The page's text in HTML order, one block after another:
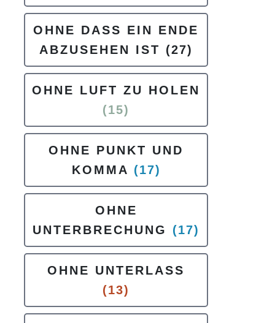
OHNE DASS EIN ENDE
ABZUSEHEN IST (27)
OHNE LUFT ZU HOLEN
(15)
OHNE PUNKT UND
KOMMA (17)
OHNE
UNTERBRECHUNG
(17)
OHNE UNTERLASS
(13)